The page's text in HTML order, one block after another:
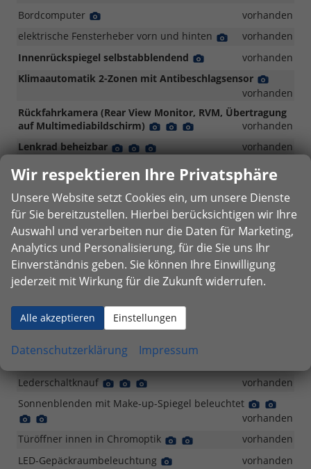
Bordcomputer
vorhanden
elektrische Fensterheber vorn und hinten
Detail
vorhanden
Innenrückspiegel selbstabblendend
vorhanden
Klimaautomatik 2-Zonen mit Antibeschlagsensor
Foto
vorhanden
Rückfahrkamera (Rear View Monitor, RVM, Übertragung
auf Multimediabildschirm)
DetailDetail
vorhanden
Lenkrad beheizbar
DetailDetail
vorhanden
Sitzheizung vorn
Foto
Detail
Foto
vorhanden
Detail
Foto
vorhanden
Lüftungsdüsen hinten
Foto
vorhanden
12-Volt-Steckdose in der Zentralkonsole
Detail
Foto
Detail
Foto
vorhanden
Dachhimmel und Säulenverkleidung in Grau
vorhanden
Dachkonsole vorn mit Lesespots und zentraler
FotoFoto
Gepäckraumbeleuchtung
Detail
Foto
FotoFotoFoto
Detail
Foto
Detail
Foto
Lederschaltknauf
DetailDetail
vorhanden
Sonnenblenden mit Make-up-Spiegel beleuchtet
Detail
FotoFoto
Detail
vorhanden
Türöffner innen in Chromoptik
Detail
vorhanden
LED-Gepäckraumbeleuchtung
vorhanden
Wir respektieren Ihre Privatsphäre
Unsere Website setzt Cookies ein, um unsere Dienste
für Sie bereitzustellen. Hierbei berücksichtigen wir Ihre
Auswahl und verarbeiten nur die Daten für Marketing,
Analytics und Personalisierung, für die Sie uns Ihr
Einverständnis geben. Sie können Ihre Einwilligung
jederzeit mit Wirkung für die Zukunft widerrufen.
Alle akzeptieren Einstellungen
Datenschutzerklärung Impressum